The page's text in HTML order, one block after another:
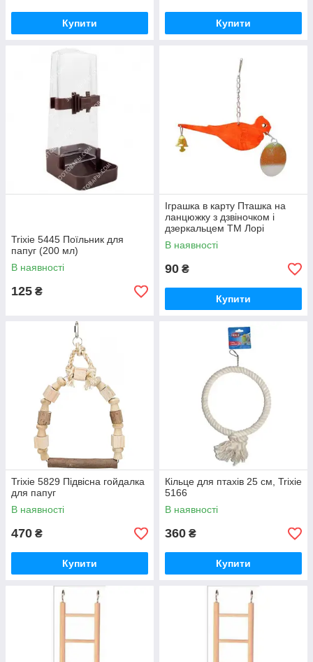
Купити Купити
Trixie 5445 Поїльник для
папуг (200 мл)
В наявності
125 ₴
Іграшка в карту Пташка на
ланцюжку з дзвіночком і
дзеркальцем ТМ Лорі
В наявності
90 ₴
Купити
Trixie 5829 Підвісна гойдалка
для папуг
В наявності
470 ₴
Купити
Кільце для птахів 25 см, Trixie
5166
В наявності
360 ₴
Купити